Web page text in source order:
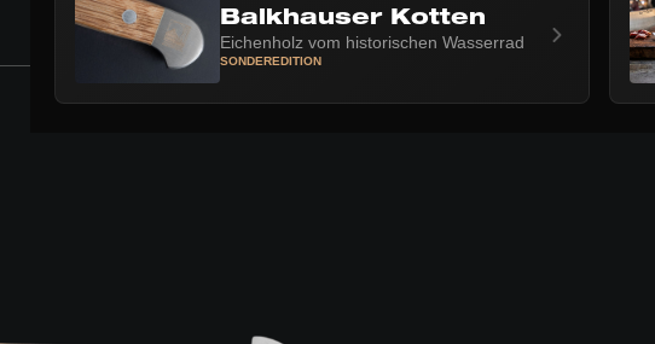
Balkhauser Kotten
Eichenholz vom historischen Wasserrad
SONDEREDITION